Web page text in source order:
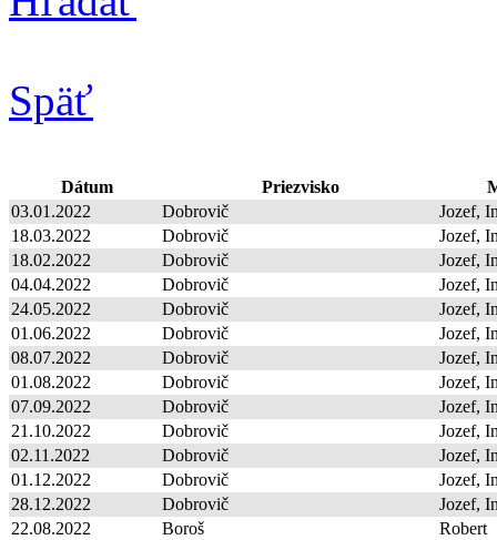
Späť
Dátum Priezvisko
03.01.2022
Dobrovič
Jozef,
18.03.2022
Dobrovič
Jozef,
18.02.2022
Dobrovič
Jozef,
04.04.2022
Dobrovič
Jozef,
24.05.2022
Dobrovič
Jozef,
01.06.2022
Dobrovič
Jozef,
08.07.2022
Dobrovič
Jozef,
01.08.2022
Dobrovič
Jozef,
07.09.2022
Dobrovič
Jozef,
21.10.2022
Dobrovič
Jozef,
02.11.2022
Dobrovič
Jozef,
01.12.2022
Dobrovič
Jozef,
28.12.2022
Dobrovič
Jozef,
22.08.2022
Boroš
Robert